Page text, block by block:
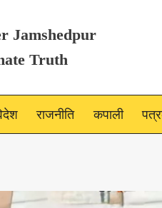
Jamshedpur
Truth
राजनीति कपाली